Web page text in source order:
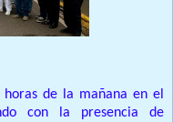
de la mañana en el
con la presencia de